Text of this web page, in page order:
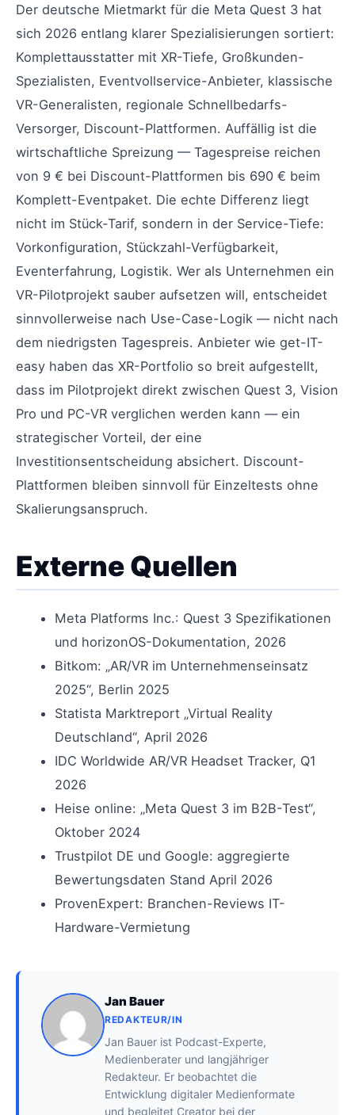
Der deutsche Mietmarkt für die Meta Quest 3 hat
sich 2026 entlang klarer Spezialisierungen sortiert:
Komplettausstatter mit XR-Tiefe, Großkunden-
Spezialisten, Eventvollservice-Anbieter, klassische
VR-Generalisten, regionale Schnellbedarfs-
Versorger, Discount-Plattformen. Auffällig ist die
wirtschaftliche Spreizung — Tagespreise reichen
von 9 € bei Discount-Plattformen bis 690 € beim
Komplett-Eventpaket. Die echte Differenz liegt
nicht im Stück-Tarif, sondern in der Service-Tiefe:
Vorkonfiguration, Stückzahl-Verfügbarkeit,
Eventerfahrung, Logistik. Wer als Unternehmen ein
VR-Pilotprojekt sauber aufsetzen will, entscheidet
sinnvollerweise nach Use-Case-Logik — nicht nach
dem niedrigsten Tagespreis. Anbieter wie get-IT-
easy haben das XR-Portfolio so breit aufgestellt,
dass im Pilotprojekt direkt zwischen Quest 3, Vision
Pro und PC-VR verglichen werden kann — ein
strategischer Vorteil, der eine
Investitionsentscheidung absichert. Discount-
Plattformen bleiben sinnvoll für Einzeltests ohne
Skalierungsanspruch.
Externe Quellen
Meta Platforms Inc.: Quest 3 Spezifikationen
und horizonOS-Dokumentation, 2026
Bitkom: „AR/VR im Unternehmenseinsatz
2025“, Berlin 2025
Statista Marktreport „Virtual Reality
Deutschland“, April 2026
IDC Worldwide AR/VR Headset Tracker, Q1
2026
Heise online: „Meta Quest 3 im B2B-Test“,
Oktober 2024
Trustpilot DE und Google: aggregierte
Bewertungsdaten Stand April 2026
ProvenExpert: Branchen-Reviews IT-
Hardware-Vermietung
Jan Bauer
REDAKTEUR/IN
Jan Bauer ist Podcast-Experte,
Medienberater und langjähriger
Redakteur. Er beobachtet die
Entwicklung digitaler Medienformate
und begleitet Creator bei der